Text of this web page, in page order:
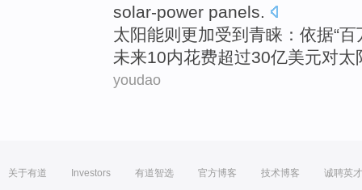
solar-power panels.
太阳能则 更加受到青睐 ： 依据“百
未来10内花费超过30亿美元对太
youdao
关于有道 Investors 有道智选 官方博客 技术博客 诚聘英才